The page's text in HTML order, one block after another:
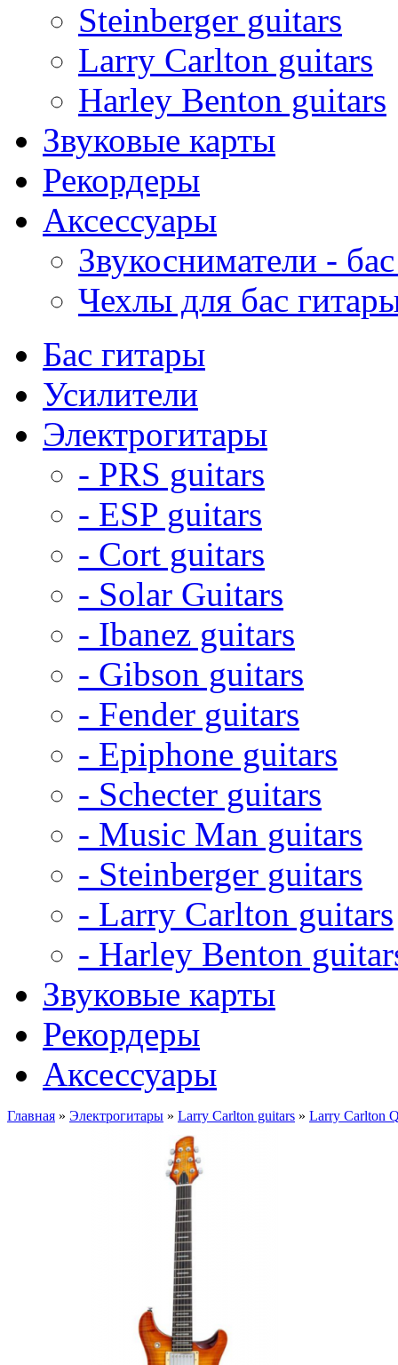
Steinberger guitars
Larry Carlton guitars
Harley Benton guitars
Звуковые карты
Рекордеры
Аксессуары
Звукосниматели -
Чехлы для бас
Бас гитары
Усилители
Электрогитары
- PRS guitars
- ESP guitars
- Cort guitars
- Solar Guitars
- Ibanez guitars
- Gibson guitars
- Fender guitars
- Epiphone guitars
- Schecter guitars
- Music Man guitars
- Steinberger guitars
- Larry Carlton guitars
- Harley Benton
Звуковые карты
Рекордеры
Аксессуары
Главная » Электрогитары » Larry Carlton guitars » Larry Carlton